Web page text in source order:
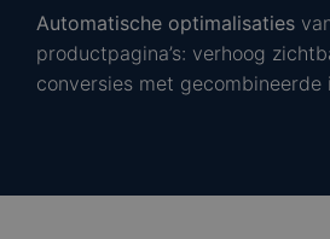
Automatische optimalisaties
productpagina’s: verhoog
conversies met gecombineerde